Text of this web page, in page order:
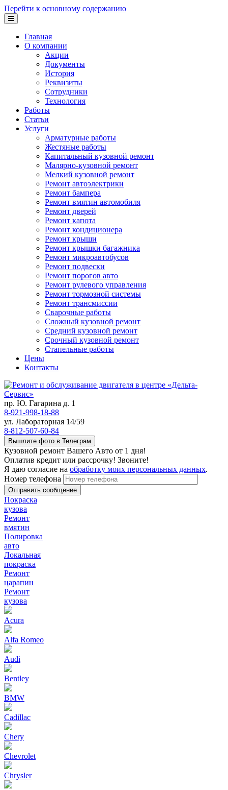
Перейти к основному содержанию
Главная
О компании
Акции
Документы
История
Реквизиты
Сотрудники
Технология
Работы
Статьи
Услуги
Арматурные работы
Жестяные работы
Капитальный кузовной ремонт
Малярно-кузовной ремонт
Мелкий кузовной ремонт
Ремонт автоэлектрики
Ремонт бампера
Ремонт вмятин автомобиля
Ремонт дверей
Ремонт капота
Ремонт кондиционера
Ремонт крыши
Ремонт крышки багажника
Ремонт микроавтобусов
Ремонт подвески
Ремонт порогов авто
Ремонт рулевого управления
Ремонт тормозной системы
Ремонт трансмиссии
Сварочные работы
Сложный кузовной ремонт
Средний кузовной ремонт
Срочный кузовной ремонт
Стапельные работы
Цены
Контакты
пр. Ю. Гагарина д. 1
8-921-998-18-88
ул. Лабораторная 14/59
8-812-507-60-84
Вышлите фото в Телеграм
Кузовной ремонт Вашего Авто от 1 дня!
Оплатив кредит или рассрочку! Звоните!
Я даю согласие на обработку моих персональных данных.
Номер телефона
Покраска
кузова
Ремонт
вмятин
Полировка
авто
Локальная
покраска
Ремонт
царапин
Ремонт
кузова
Acura
Alfa Romeo
Audi
Bentley
BMW
Cadillac
Chery
Chevrolet
Chrysler